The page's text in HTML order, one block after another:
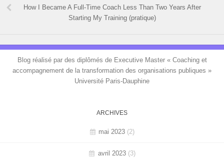
How I Became A Full-Time Coach Less Than Two Years After
Starting My Training (pratique)
Blog réalisé par des diplômés de Executive Master « Coaching et
accompagnement de la transformation des organisations publiques »
Université Paris-Dauphine
ARCHIVES
mai 2023 (2)
avril 2023(3)